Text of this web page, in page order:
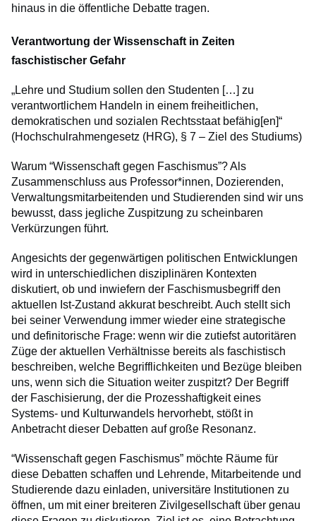
hinaus in die öffentliche Debatte tragen.
Verantwortung der Wissenschaft in Zeiten
faschistischer Gefahr
„Lehre und Studium sollen den Studenten […] zu
verantwortlichem Handeln in einem freiheitlichen,
demokratischen und sozialen Rechtsstaat befähig[en]“
(Hochschulrahmengesetz (HRG), § 7 – Ziel des Studiums)
Warum “Wissenschaft gegen Faschismus”? Als
Zusammenschluss aus Professor*innen, Dozierenden,
Verwaltungsmitarbeitenden und Studierenden sind wir uns
bewusst, dass jegliche Zuspitzung zu scheinbaren
Verkürzungen führt.
Angesichts der gegenwärtigen politischen Entwicklungen
wird in unterschiedlichen disziplinären Kontexten
diskutiert, ob und inwiefern der Faschismusbegriff den
aktuellen Ist-Zustand akkurat beschreibt. Auch stellt sich
bei seiner Verwendung immer wieder eine strategische
und definitorische Frage: wenn wir die zutiefst autoritären
Züge der aktuellen Verhältnisse bereits als faschistisch
beschreiben, welche Begrifflichkeiten und Bezüge bleiben
uns, wenn sich die Situation weiter zuspitzt? Der Begriff
der Faschisierung, der die Prozesshaftigkeit eines
Systems- und Kulturwandels hervorhebt, stößt in
Anbetracht dieser Debatten auf große Resonanz.
“Wissenschaft gegen Faschismus” möchte Räume für
diese Debatten schaffen und Lehrende, Mitarbeitende und
Studierende dazu einladen, universitäre Institutionen zu
öffnen, um mit einer breiteren Zivilgesellschaft über genau